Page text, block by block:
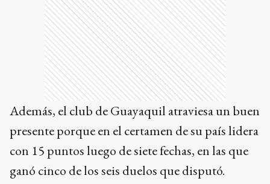
Además, el club de Guayaquil atraviesa un buen
presente porque en el certamen de su país lidera
con 15 puntos luego de siete fechas, en las que
ganó cinco de los seis duelos que disputó.